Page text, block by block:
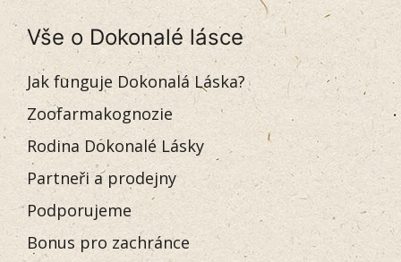
Vše o Dokonalé lásce
Jak funguje Dokonalá Láska?
Zoofarmakognozie
Rodina Dokonalé Lásky
Partneři a prodejny
Podporujeme
Bonus pro zachránce